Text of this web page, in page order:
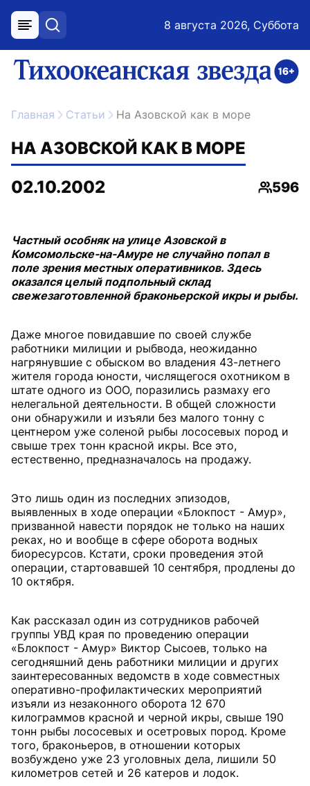
меню поиск 8 августа 2026, Суббота
ссылка на главную
Главная Статьи На Азовской как в море
НА АЗОВСКОЙ КАК В МОРЕ
02.10.2002
596
Частный особняк на улице Азовской в
Комсомольске-на-Амуре не случайно попал в
поле зрения местных оперативников. Здесь
оказался целый подпольный склад
свежезаготовленной браконьерской икры и рыбы.
Даже многое повидавшие по своей службе
работники милиции и рыбвода, неожиданно
нагрянувшие с обыском во владения 43-летнего
жителя города юности, числящегося охотником в
штате одного из ООО, поразились размаху его
нелегальной деятельности. В общей сложности
они обнаружили и изъяли без малого тонну с
центнером уже соленой рыбы лососевых пород и
свыше трех тонн красной икры. Все это,
естественно, предназначалось на продажу.
Это лишь один из последних эпизодов,
выявленных в ходе операции «Блокпост - Амур»,
призванной навести порядок не только на наших
реках, но и вообще в сфере оборота водных
биоресурсов. Кстати, сроки проведения этой
операции, стартовавшей 10 сентября, продлены до
10 октября.
Как рассказал один из сотрудников рабочей
группы УВД края по проведению операции
«Блокпост - Амур» Виктор Сысоев, только на
сегодняшний день работники милиции и других
заинтересованных ведомств в ходе совместных
оперативно-профилактических мероприятий
изъяли из незаконного оборота 12 670
килограммов красной и черной икры, свыше 190
тонн рыбы лососевых и осетровых пород. Кроме
того, браконьеров, в отношении которых
возбуждено уже 23 уголовных дела, лишили 50
километров сетей и 26 катеров и лодок.